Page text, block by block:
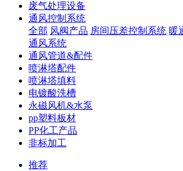
废气处理设备
通风控制系统
全部 风阀产品 房间压差控制系统 暖
通风系统
通风管道&配件
喷淋塔配件
喷淋塔填料
电镀酸洗槽
永磁风机&水泵
pp塑料板材
PP化工产品
非标加工
推荐